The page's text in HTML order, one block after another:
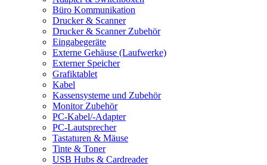
Büro Kommunikation
Drucker & Scanner
Drucker & Scanner Zubehör
Eingabegeräte
Externe Gehäuse (Laufwerke)
Externer Speicher
Grafiktablet
Kabel
Kassensysteme und Zubehör
Monitor Zubehör
PC-Kabel/-Adapter
PC-Lautsprecher
Tastaturen & Mäuse
Tinte & Toner
USB Hubs & Cardreader